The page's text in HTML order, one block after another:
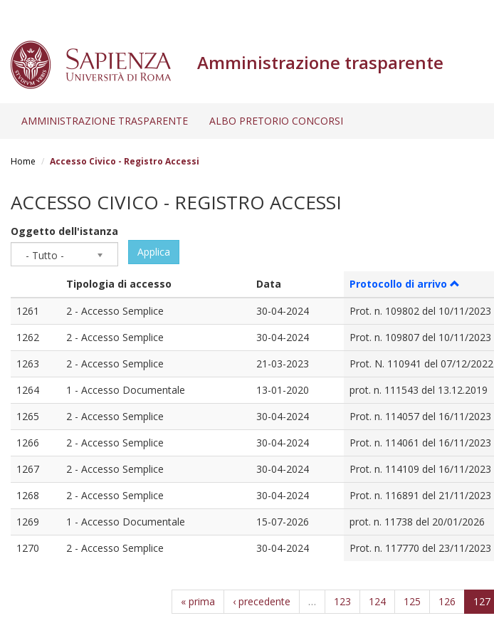
Amministrazione trasparente
AMMINISTRAZIONE TRASPARENTE ALBO PRETORIO CONCORSI
Home Accesso Civico - Registro Accessi
ACCESSO CIVICO - REGISTRO ACCESSI
Oggetto dell'istanza
- Tutto -
Applica
Tipologia di accesso Data Protocollo di arrivo
1261
2 - Accesso Semplice 30-04-2024 Prot. n. 109802 del 10/11/2023
1262
2 - Accesso Semplice 30-04-2024 Prot. n. 109807 del 10/11/2023
1263
2 - Accesso Semplice 21-03-2023 Prot. N. 110941 del 07/12/2022
1264
1 - Accesso Documentale 13-01-2020 prot. n. 111543 del 13.12.2019
1265
2 - Accesso Semplice 30-04-2024 Prot. n. 114057 del 16/11/2023
1266
2 - Accesso Semplice 30-04-2024 Prot. n. 114061 del 16/11/2023
1267
2 - Accesso Semplice 30-04-2024 Prot. n. 114109 del 16/11/2023
1268
2 - Accesso Semplice 30-04-2024 Prot. n. 116891 del 21/11/2023
1269
1 - Accesso Documentale 15-07-2026 prot. n. 11738 del 20/01/2026
1270
2 - Accesso Semplice 30-04-2024 Prot. n. 117770 del 23/11/2023
« prima ‹ precedente … 123 124 125 126 127